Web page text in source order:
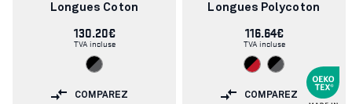
Longues Coton
130.20€
TVA incluse
COMPAREZ
Longues Polycoton
116.64€
TVA incluse
COMPAREZ